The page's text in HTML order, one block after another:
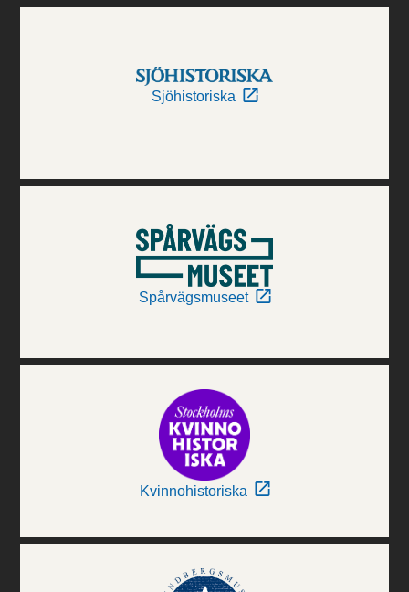
Sjöhistoriska
Spårvägsmuseet
Kvinnohistoriska